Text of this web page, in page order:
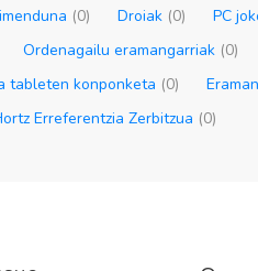
(0) Droiak (0) PC
Ordenagailu eramangarriak (0)
tableten konponketa (0)
Erreferentzia Zerbitzua (0)